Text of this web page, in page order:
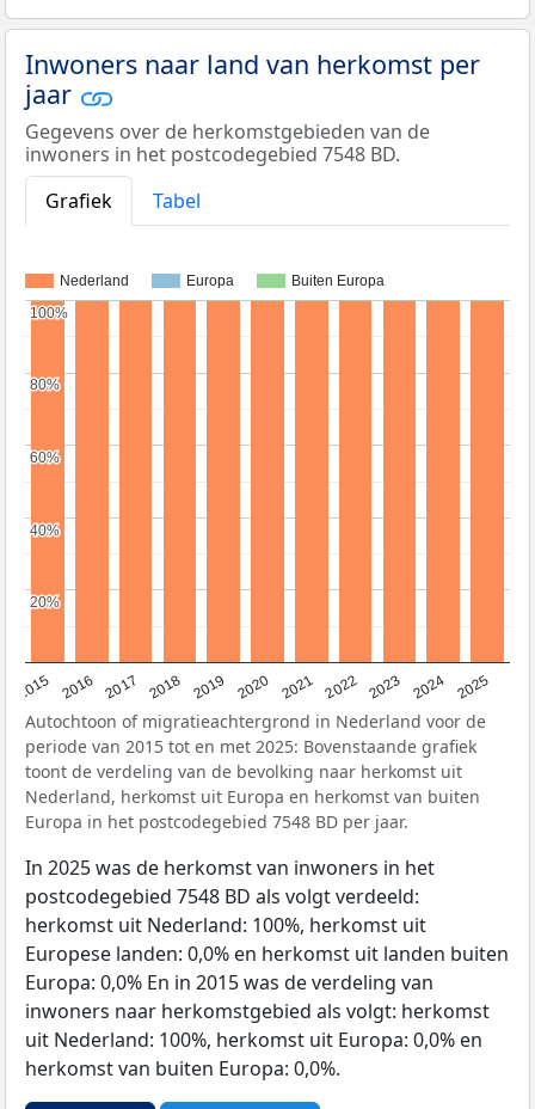
Inwoners naar land van herkomst per
jaar
Gegevens over de herkomstgebieden van de
inwoners in het postcodegebied 7548 BD.
Grafiek
Tabel
Nederland Europa Buiten Europa
2015 2016 2017 2018 2019 2020 2021 2022 2023 2024 2025
20%
20%
40%
40%
60%
60%
80%
80%
100%
100%
Autochtoon of migratieachtergrond in Nederland voor de
periode van 2015 tot en met 2025: Bovenstaande grafiek
toont de verdeling van de bevolking naar herkomst uit
Nederland, herkomst uit Europa en herkomst van buiten
Europa in het postcodegebied 7548 BD per jaar.
In 2025 was de herkomst van inwoners in het
postcodegebied 7548 BD als volgt verdeeld:
herkomst uit Nederland: 100%, herkomst uit
Europese landen: 0,0% en herkomst uit landen buiten
Europa: 0,0% En in 2015 was de verdeling van
inwoners naar herkomstgebied als volgt: herkomst
uit Nederland: 100%, herkomst uit Europa: 0,0% en
herkomst van buiten Europa: 0,0%.